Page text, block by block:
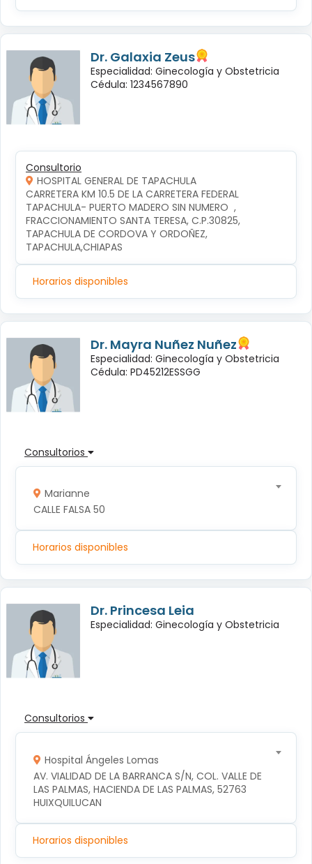
Dr. Galaxia Zeus
Especialidad: Ginecología y Obstetricia
Cédula: 1234567890
Consultorio
HOSPITAL GENERAL DE TAPACHULA
CARRETERA KM 10.5 DE LA CARRETERA FEDERAL
TAPACHULA- PUERTO MADERO SIN NUMERO  ,
FRACCIONAMIENTO SANTA TERESA, C.P.30825,
TAPACHULA DE CORDOVA Y ORDOÑEZ,
TAPACHULA,CHIAPAS
Horarios disponibles
Dr. Mayra Nuñez Nuñez
Especialidad: Ginecología y Obstetricia
Cédula: PD45212ESSGG
Consultorios
Marianne
CALLE FALSA 50
Horarios disponibles
Dr. Princesa Leia
Especialidad: Ginecología y Obstetricia
Consultorios
Hospital Ángeles Lomas
AV. VIALIDAD DE LA BARRANCA S/N, COL. VALLE DE
LAS PALMAS, HACIENDA DE LAS PALMAS, 52763
HUIXQUILUCAN
Horarios disponibles